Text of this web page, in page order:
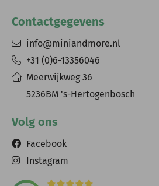
Contactgegevens
info@miniandmore.nl
+31 (0)6-13356046
Meerwijkweg 36
5236BM 's-Hertogenbosch
Volg ons
Facebook
Instagram